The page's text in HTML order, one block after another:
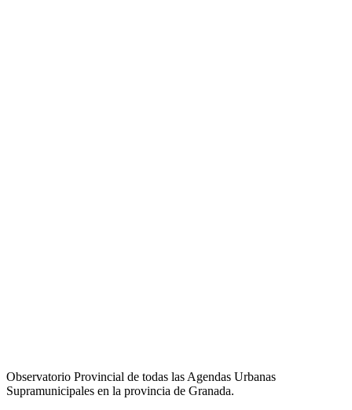
Observatorio Provincial de todas las Agendas Urbanas
Supramunicipales en la provincia de Granada.